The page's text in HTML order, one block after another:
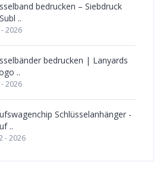
bedrucken – Siebdruck
..
- 2026
bedrucken | Lanyards
..
- 2026
Schlüsselanhänger -
..
- 2026